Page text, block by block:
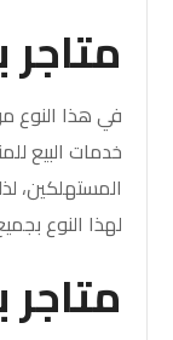
في هذا النوع
خدمات البيع
المستهلكين،
لهذا النوع